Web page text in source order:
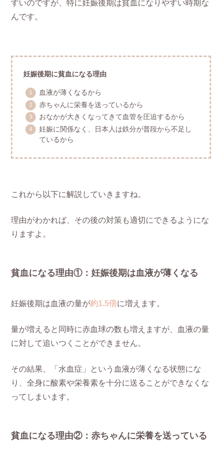
すいのですが、特に妊娠後期は貧血になりやすい時期な
んです。
妊娠後期に貧血になる理由
血液が薄くなるから
赤ちゃんに栄養を送っているから
おなかが大きくなってきて血管を圧迫するから
妊娠に関係なく、日本人は鉄分が普段から不足し
ているから
これから以下に解説していきますね。
理由がわかれば、その後の対策も適切にできるようにな
りますよ。
貧血になる理由①：妊娠後期は血液が薄くなる
妊娠後期は血液の量が約1.5倍に増えます。
量が増えると同時に赤血球の数も増えますが、血液の量
に対して追いつくことができません。
その結果、「水血症」という血液が薄くなる状態にな
り、全身に酸素や栄養素を十分に送ることができなくな
ってしまいます。
貧血になる理由②：赤ちゃんに栄養を送っている